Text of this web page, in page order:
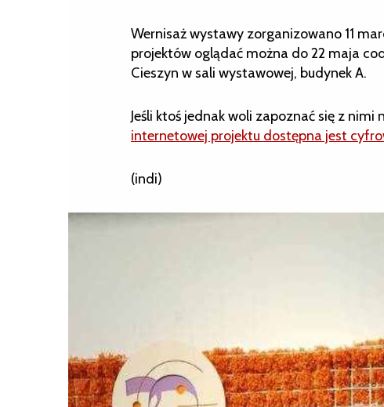
Wernisaż wystawy zorganizowano 11
projektów oglądać można do 22 maja
Cieszyn w sali wystawowej, budynek A.
Jeśli ktoś jednak woli zapoznać się z
internetowej projektu dostępna jest
(indi)